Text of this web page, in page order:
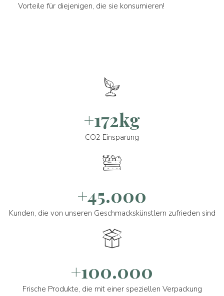
Vorteile für diejenigen, die sie konsumieren!
+172kg
CO2 Einsparung
+45.000
Kunden, die von unseren Geschmackskünstlern zufrieden sind
+100.000
Frische Produkte, die mit einer speziellen Verpackung